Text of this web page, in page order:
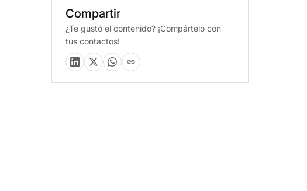
Compartir
¿Te gustó el contenido? ¡Compártelo con
tus contactos!